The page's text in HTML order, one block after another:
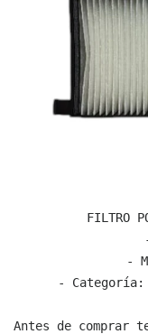
FILTRO
-
-
Antes de comprar